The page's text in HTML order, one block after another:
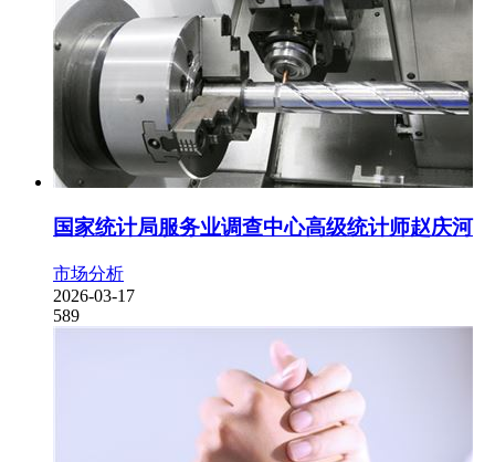
国家统计局服务业调查中心高级统计师赵庆河
市场分析
2026-03-17
589